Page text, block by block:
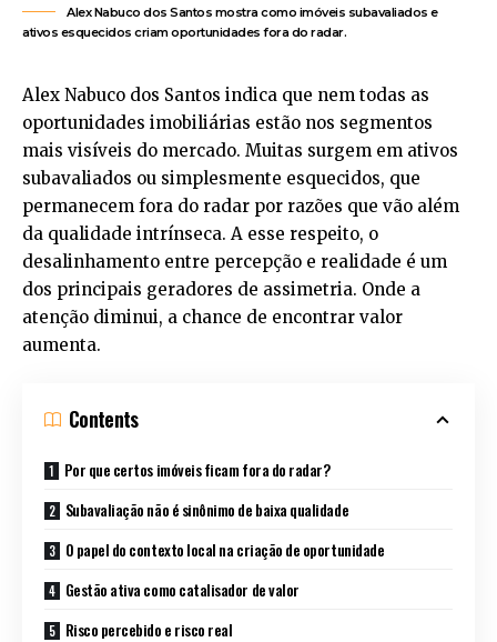
Alex Nabuco dos Santos mostra como imóveis subavaliados e
ativos esquecidos criam oportunidades fora do radar.
Alex Nabuco dos Santos indica que nem todas as
oportunidades imobiliárias estão nos segmentos
mais visíveis do mercado. Muitas surgem em ativos
subavaliados ou simplesmente esquecidos, que
permanecem fora do radar por razões que vão além
da qualidade intrínseca. A esse respeito, o
desalinhamento entre percepção e realidade é um
dos principais geradores de assimetria. Onde a
atenção diminui, a chance de encontrar valor
aumenta.
Contents
Por que certos imóveis ficam fora do radar?
Subavaliação não é sinônimo de baixa qualidade
O papel do contexto local na criação de oportunidade
Gestão ativa como catalisador de valor
Risco percebido e risco real